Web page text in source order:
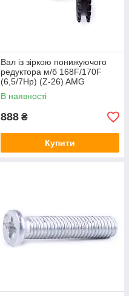
Вал із зіркою понижуючого
редуктора м/б 168F/170F
(6,5/7Hp) (Z-26) AMG
В наявності
888 ₴
Купити